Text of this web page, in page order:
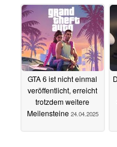
GTA 6 ist nicht einmal
veröffentlicht, erreicht
trotzdem weitere
Meilensteine 24.04.2025